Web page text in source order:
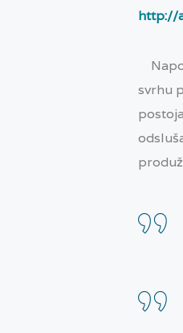
http://
svrhu